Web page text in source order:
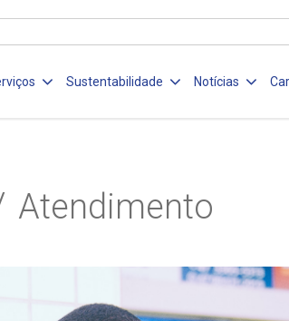
Sustentabilidade Notícias
Atendimento